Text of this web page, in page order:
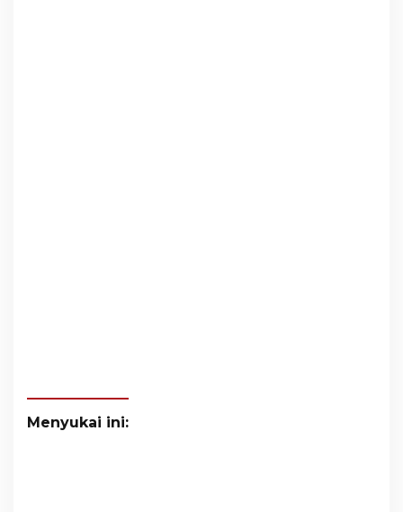
Menyukai ini: